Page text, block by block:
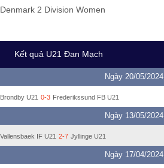
Denmark 2 Division Women
Kết quả U21 Đan Mạch
Ngày 20/05/2024
Brondby U21 0-3 Frederikssund FB U21
Ngày 13/05/2024
Vallensbaek IF U21 2-7 Jyllinge U21
Ngày 17/04/2024